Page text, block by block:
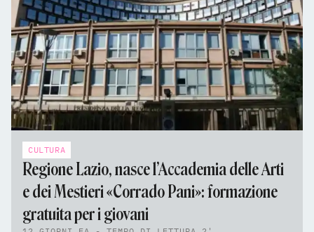
CULTURA
Regione Lazio, nasce l’Accademia delle Arti
e dei Mestieri «Corrado Pani»: formazione
gratuita per i giovani